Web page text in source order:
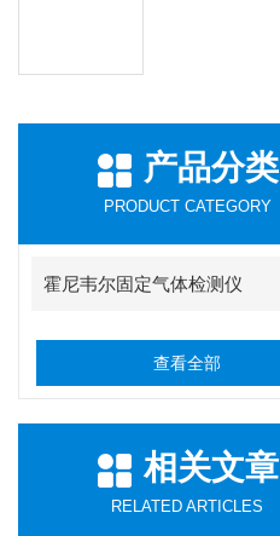
产品分类
PRODUCT CATEGORY
霍尼韦尔固定气体检测仪
查看全部
相关文章
RELATED ARTICLES